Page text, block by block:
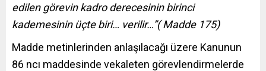
edilen görevin kadro derecesinin birinci
kademesinin üçte biri… verilir…”( Madde 175)
Madde metinlerinden anlaşılacağı üzere Kanunun
86 ncı maddesinde vekaleten görevlendirmelerde